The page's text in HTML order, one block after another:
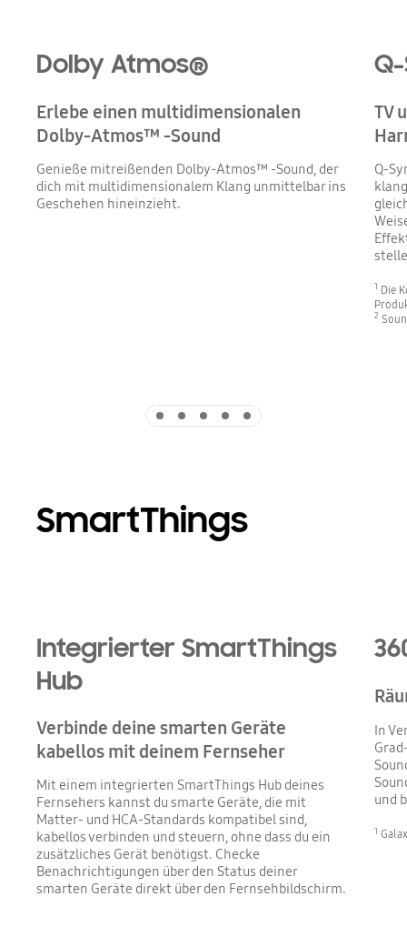
Dolby Atmos®
Erlebe einen multidimensionalen
Dolby-Atmos™ -Sound
Genieße mitreißenden Dolby-Atmos™ -Sound, der
dich mit multidimensionalem Klang unmittelbar ins
Geschehen hineinzieht.
TV
Q-
1 Die
2
SmartThings
Integrierter SmartThings
Hub
Verbinde deine smarten Geräte
kabellos mit deinem Fernseher
Mit einem integrierten SmartThings Hub deines
Fernsehers kannst du smarte Geräte, die mit
Matter- und HCA-Standards kompatibel sind,
kabellos verbinden und steuern, ohne dass du ein
zusätzliches Gerät benötigst. Checke
Benachrichtigungen über den Status deiner
smarten Geräte direkt über den Fernsehbildschirm.
In
und
1